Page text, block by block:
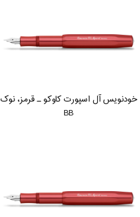
خودنویس آل اسپورت کاوکو ـ قرمز، نوک
BB